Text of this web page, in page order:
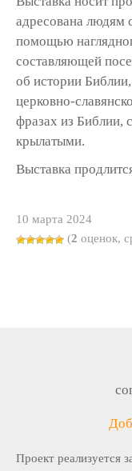
адресована людям
помощью
составляющей
об истории
церковно-
фразах из Библии,
крылатыми.
Выставка
10 марта 2024
(2 оценок,
Проект реализуется